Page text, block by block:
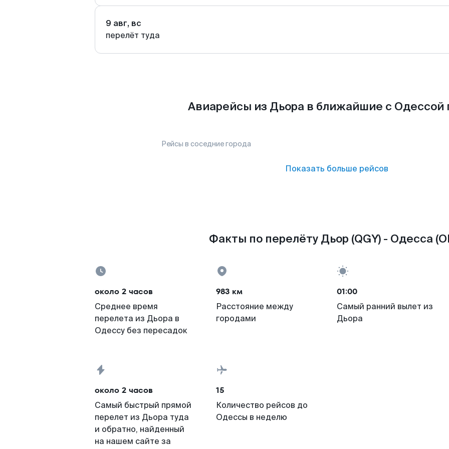
9 авг, вс
перелёт туда
Авиарейсы из Дьора в ближайшие с Одессой
Рейсы в соседние города
Показать больше рейсов
Факты по перелёту Дьор (QGY) - Одесса
около 2 часов
Среднее время
перелета из Дьора в
Одессу без пересадок
983 км
Расстояние между
городами
01:00
Самый ранний вылет из
Дьора
около 2 часов
Самый быстрый прямой
перелет из Дьора туда
и обратно, найденный
на нашем сайте за
15
Количество рейсов до
Одессы в неделю